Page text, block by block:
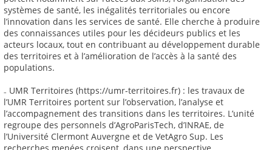
systèmes de santé, les inégalités territoriales ou encore
l’innovation dans les services de santé. Elle cherche à produire
des connaissances utiles pour les décideurs publics et les
acteurs locaux, tout en contribuant au développement durable
des territoires et à l’amélioration de l’accès à la santé des
populations.
₋ UMR Territoires (https://umr-territoires.fr) : les travaux de
l’UMR Territoires portent sur l’observation, l’analyse et
l’accompagnement des transitions dans les territoires. L’unité
regroupe des personnels d’AgroParisTech, d’INRAE, de
l’Université Clermont Auvergne et de VetAgro Sup. Les